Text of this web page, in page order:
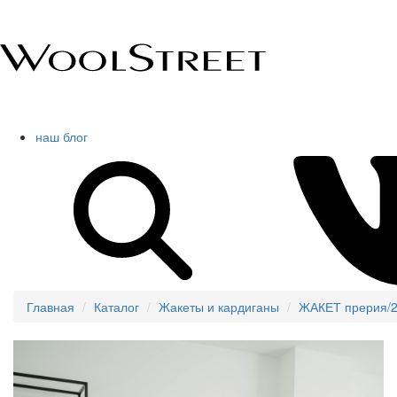
наш блог
Главная Каталог Жакеты и кардиганы ЖАКЕТ прерия/